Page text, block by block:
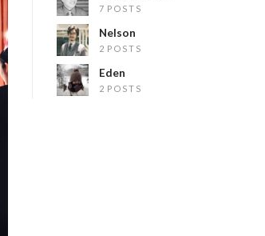
7 POSTS
Nelson
2 POSTS
Eden
2 POSTS